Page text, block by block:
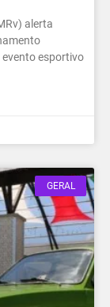
alerta
esportivo
GERAL